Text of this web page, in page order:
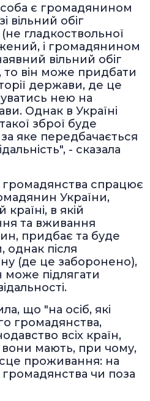
є громадянином
вільний обіг
гладкоствольної
і громадянином
вільний обіг
то він може придбати
держави, де це
нею на
Однак в Україні
зброї буде
яке передбачається
- сказала
спрацює
України,
в якій
та вживання
придбає та буде
однак після
(де це заборонено),
може підлягати
що "на осіб, які
громадянства,
всіх країн,
мають, при чому,
проживання: на
громадянства чи поза